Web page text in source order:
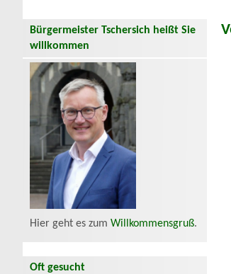
Bürgermeister Tschersich heißt Sie
willkommen
Hier geht es zum Willkommensgruß.
Oft gesucht